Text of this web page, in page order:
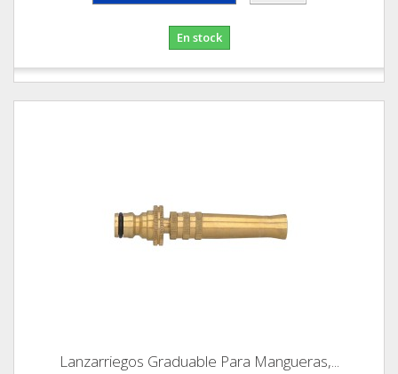
En stock
Lanzarriegos Graduable Para Mangueras,...